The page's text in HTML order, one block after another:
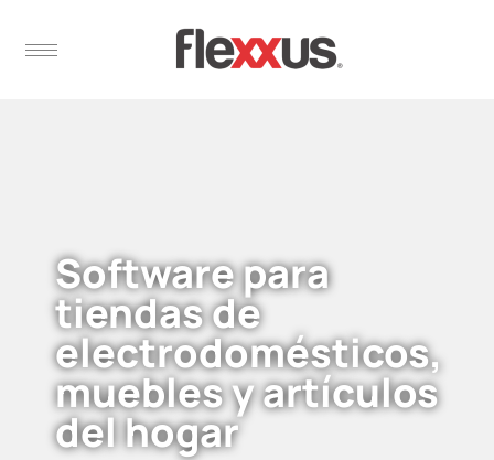
Software para
tiendas de
electrodomésticos,
muebles y artículos
del hogar